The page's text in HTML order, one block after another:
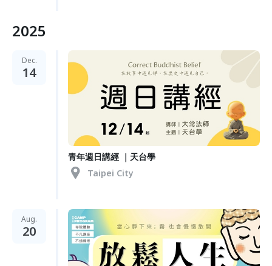
2025
Dec.
14
青年週日講經 ｜天台學
Taipei City
Aug.
20